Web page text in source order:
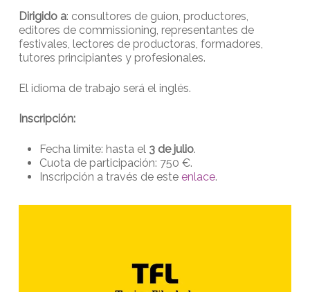
Dirigido a: consultores de guion, productores,
editores de commissioning, representantes de
festivales, lectores de productoras, formadores,
tutores principiantes y profesionales.
El idioma de trabajo será el inglés.
Inscripción:
Fecha límite: hasta el3 de julio.
Cuota de participación: 750 €.
Inscripción a través de este enlace.